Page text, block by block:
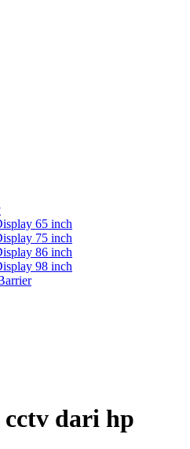
65 inch
75 inch
86 inch
98 inch
cctv dari hp